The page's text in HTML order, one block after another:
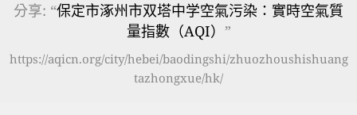
分享: “保定市涿州市双塔中学空氣污染：實時空氣質
量指數（AQI） ”
https://aqicn.org/city/hebei/baodingshi/zhuozhoushishuang
tazhongxue/hk/